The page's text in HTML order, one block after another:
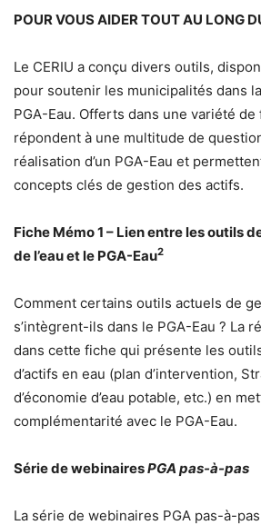
POUR VOUS AIDER TOUT AU LONG
Le CERIU a conçu divers outils,
pour soutenir les municipalités dans
PGA-Eau. Offerts dans une variété
répondent à une multitude de
réalisation d’un PGA-Eau et
concepts clés de gestion des actifs.
Fiche Mémo 1 – Lien entre les outils
de l’eau et le PGA-Eau2
Comment certains outils actuels de
s’intègrent-ils dans le PGA-Eau ? La
dans cette fiche qui présente les
d’actifs en eau (plan d’intervention,
d’économie d’eau potable, etc.) en
complémentarité avec le PGA-Eau.
Série de webinairesPGA pas-à-pas
La série de webinaires PGA pas-à-